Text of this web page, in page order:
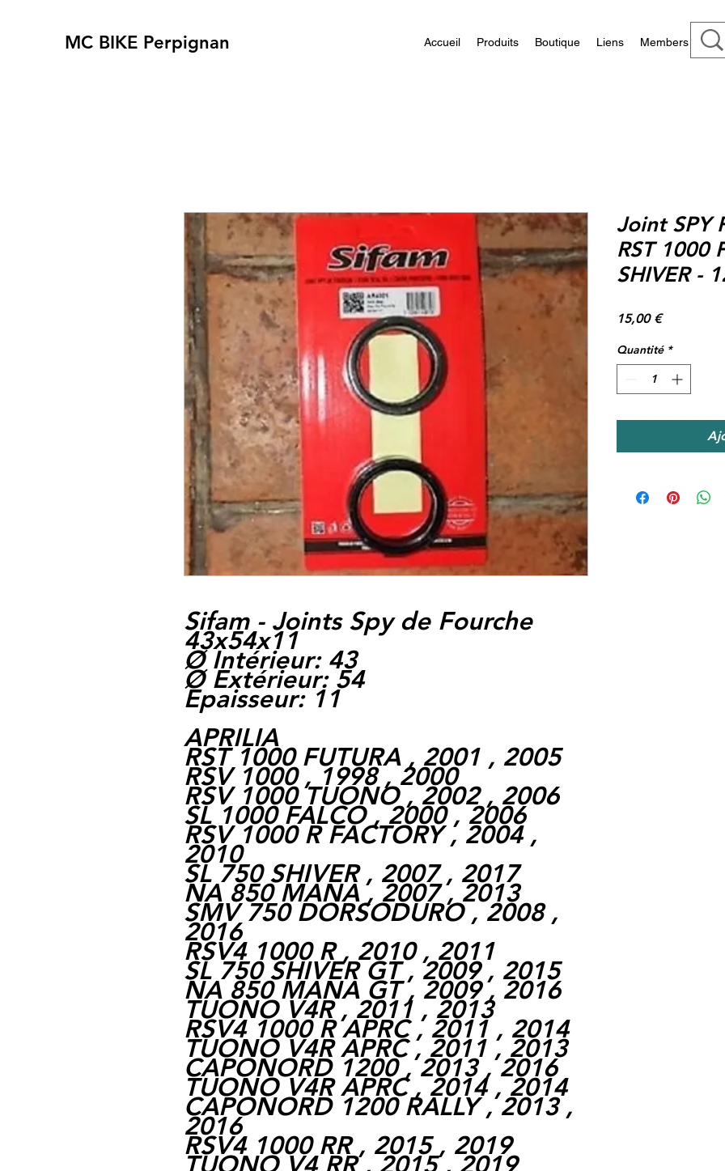
MC BIKE Perpignan Accueil Produits Boutique Liens Members
Sifam - Joints Spy de Fourche
43x54x11
Ø Intérieur: 43
Ø Extérieur: 54
Epaisseur: 11
APRILIA
RST 1000 FUTURA , 2001 , 2005
RSV 1000 , 1998 , 2000
RSV 1000 TUONO , 2002 , 2006
SL 1000 FALCO , 2000 , 2006
RSV 1000 R FACTORY , 2004 ,
2010
SL 750 SHIVER , 2007 , 2017
NA 850 MANA , 2007 , 2013
SMV 750 DORSODURO , 2008 ,
2016
RSV4 1000 R , 2010 , 2011
SL 750 SHIVER GT , 2009 , 2015
NA 850 MANA GT , 2009 , 2016
TUONO V4R , 2011 , 2013
RSV4 1000 R APRC , 2011 , 2014
TUONO V4R APRC , 2011 , 2013
CAPONORD 1200 , 2013 , 2016
TUONO V4R APRC , 2014 , 2014
CAPONORD 1200 RALLY , 2013 ,
2016
RSV4 1000 RR , 2015 , 2019
TUONO V4 RR , 2015 , 2019
Joint SPY
RST 1000
SHIVER -
15,00 €Prix
Quantité *